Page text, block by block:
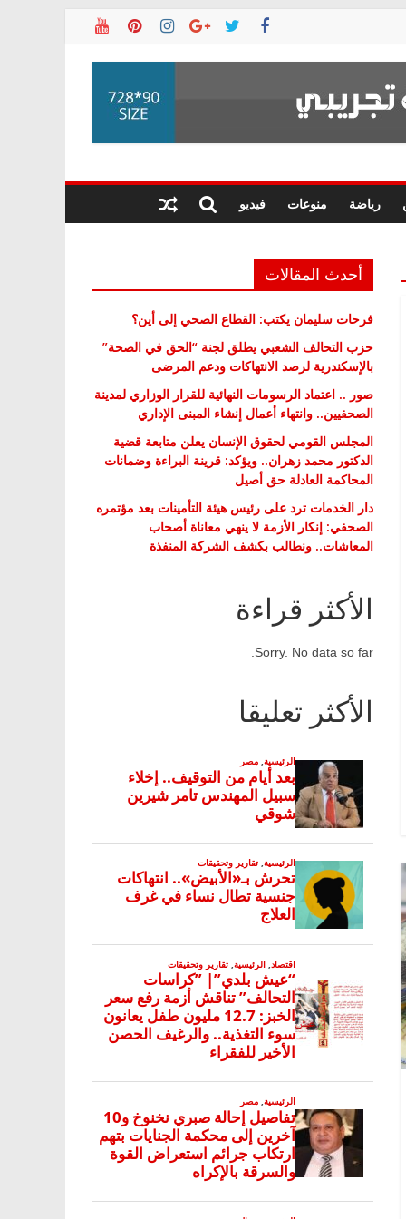
رياضة منوعات فيديو
أحدث المقالات
فرحات سليمان يكتب: القطاع الصحي إلى أين؟
حزب التحالف الشعبي يطلق لجنة “الحق في الصحة”
بالإسكندرية لرصد الانتهاكات ودعم المرضى
صور .. اعتماد الرسومات النهائية للقرار الوزاري لمدينة
الصحفيين.. وانتهاء أعمال إنشاء المبنى الإداري
المجلس القومي لحقوق الإنسان يعلن متابعة قضية
الدكتور محمد زهران.. ويؤكد: قرينة البراءة وضمانات
المحاكمة العادلة حق أصيل
دار الخدمات ترد على رئيس هيئة التأمينات بعد مؤتمره
الصحفي: إنكار الأزمة لا ينهي معاناة أصحاب
المعاشات.. ونطالب بكشف الشركة المنفذة
الأكثر قراءة
Sorry. No data so far.
الأكثر تعليقا